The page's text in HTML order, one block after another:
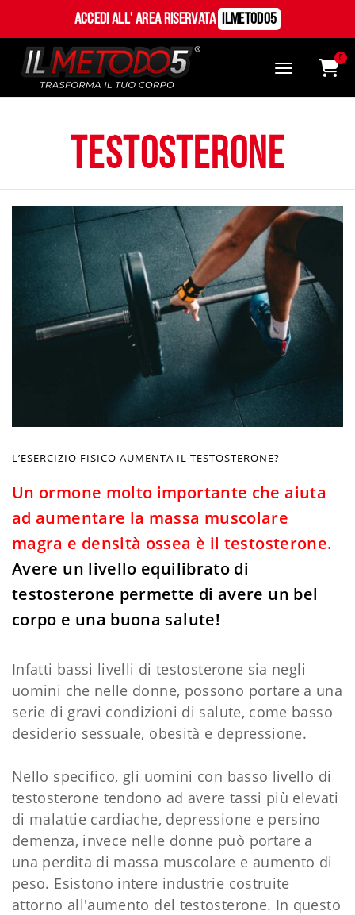
Accedi all' Area Riservata ILMetodo5
0
testosterone
L’ESERCIZIO FISICO AUMENTA IL TESTOSTERONE?
Un ormone molto importante che aiuta
ad aumentare la massa muscolare
magra e densità ossea è il testosterone.
Avere un livello equilibrato di
testosterone permette di avere un bel
corpo e una buona salute!
Infatti bassi livelli di testosterone sia negli
uomini che nelle donne, possono portare a una
serie di gravi condizioni di salute, come basso
desiderio sessuale, obesità e depressione.
Nello specifico, gli uomini con basso livello di
testosterone tendono ad avere tassi più elevati
di malattie cardiache, depressione e persino
demenza, invece nelle donne può portare a
una perdita di massa muscolare e aumento di
peso. Esistono intere industrie costruite
attorno all'aumento del testosterone. In questo